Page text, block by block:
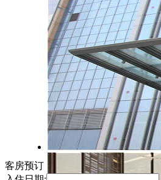
客房预订